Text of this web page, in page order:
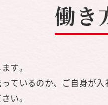
働き
す。
ているのか、ご自身が入
い。